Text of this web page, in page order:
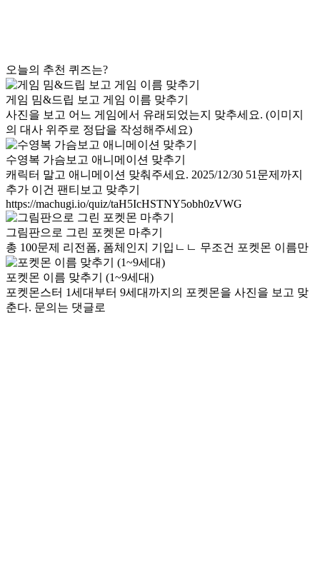
오늘의 추천 퀴즈는?
게임 밈&드립 보고 게임 이름 맞추기
사진을 보고 어느 게임에서 유래되었는지 맞추세요. (이미지
의 대사 위주로 정답을 작성해주세요)
수영복 가슴보고 애니메이션 맞추기
캐릭터 말고 애니메이션 맞춰주세요. 2025/12/30 51문제까지
추가 이건 팬티보고 맞추기
https://machugi.io/quiz/taH5IcHSTNY5obh0zVWG
그림판으로 그린 포켓몬 마추기
총 100문제 리전폼, 폼체인지 기입ㄴㄴ 무조건 포켓몬 이름만
포켓몬 이름 맞추기 (1~9세대)
포켓몬스터 1세대부터 9세대까지의 포켓몬을 사진을 보고 맞
춘다. 문의는 댓글로